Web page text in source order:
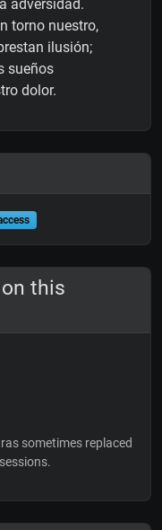
adversidad.
torno nuestro,
ilusión;
sueños
dolor.
this
sometimes replaced